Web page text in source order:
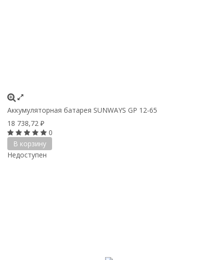
Аккумуляторная батарея SUNWAYS GP 12-65
18 738,72 ₽
0
В корзину
Недоступен